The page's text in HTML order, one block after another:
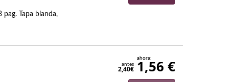
Tapa blanda,
antes
2,40€
ahora:
1,56 €